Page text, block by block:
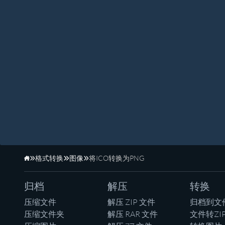
主页
格式转换 图像 将ICO转换为PNG
归档
压缩文件
压缩文件夹
解压
解压 ZIP 文件
解压 RAR 文件
转换
归档到文
文件转